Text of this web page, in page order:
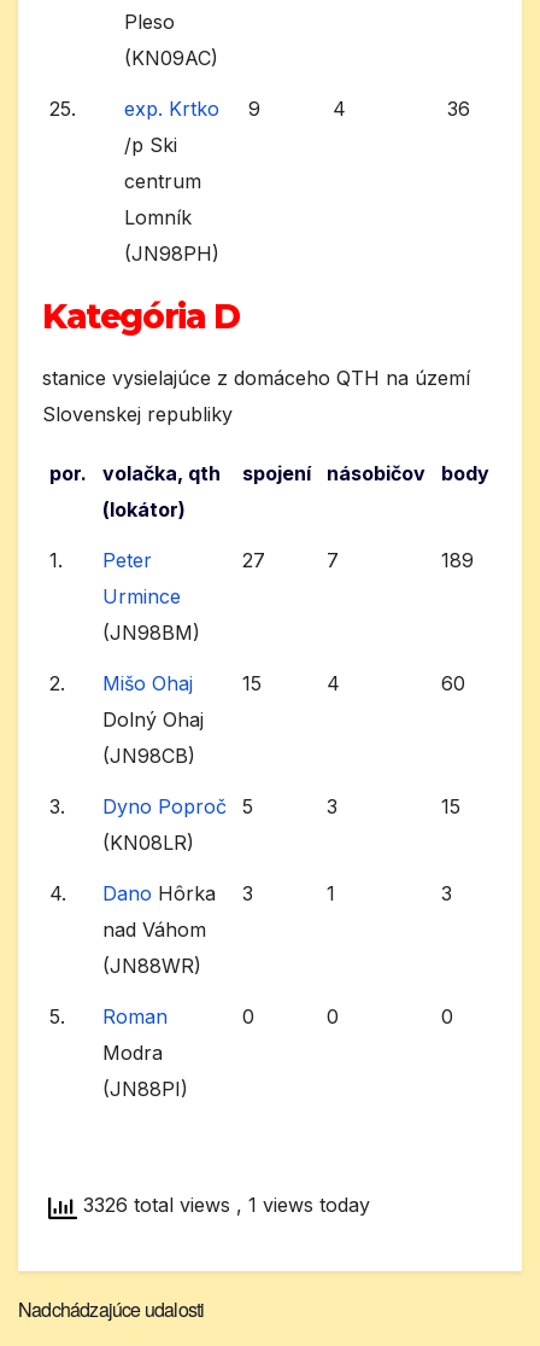
Pleso
(KN09AC)
25.
exp. Krtko
/p Ski
centrum
Lomník
(JN98PH)
9 4 36
Kategória D
stanice vysielajúce z domáceho QTH na území
Slovenskej republiky
por.
volačka, qth
(lokátor)
spojení násobičov body
1.
Peter
Urmince
(JN98BM)
27 7 189
2.
Mišo Ohaj
Dolný Ohaj
(JN98CB)
15 4 60
3.
Dyno Poproč
(KN08LR)
5 3 15
4. Dano Hôrka
nad Váhom
(JN88WR)
3 1 3
5.
Roman
Modra
(JN88PI)
0 0 0
3326 total views , 1 views today
Nadchádzajúce udalosti